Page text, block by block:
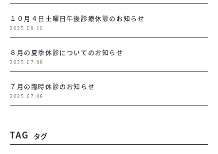
１０月４日土曜日午後診療休診のお知らせ
2025.09.10
８月の夏季休診についてのお知らせ
2025.07.08
７月の臨時休診のお知らせ
2025.07.08
TAG タグ